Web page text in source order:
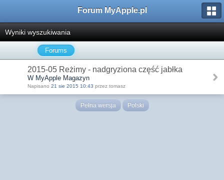
Forum MyApple.pl
Wyniki wyszukiwania
Forums
2015-05 Reżimy - nadgryziona część jabłka
W MyApple Magazyn
Napisano 21 sie 2015 10:43 przez tomasz
Pełna wersja Polski